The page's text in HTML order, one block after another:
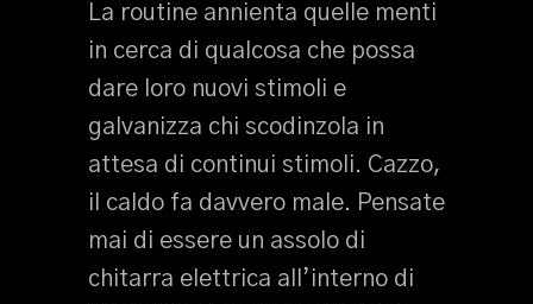
La routine annienta quelle menti
in cerca di qualcosa che possa
dare loro nuovi stimoli e
galvanizza chi scodinzola in
attesa di continui stimoli. Cazzo,
il caldo fa davvero male. Pensate
mai di essere un assolo di
chitarra elettrica all’interno di